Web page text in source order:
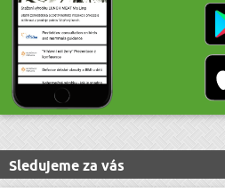
Sledujeme za vás